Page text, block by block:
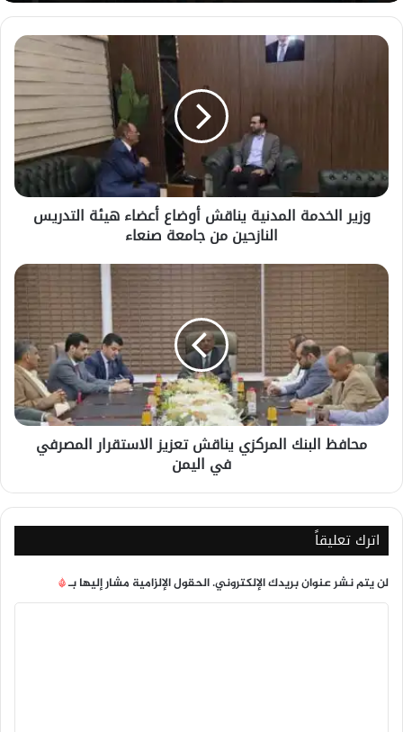
وزير
التدريس
النازحين
وزير الخدمة المدنية يناقش أوضاع أعضاء هيئة التدريس
النازحين من جامعة صنعاء
محافظ
المركزي
يناقش
تعزيز
الاستقرار
المصرفي
في
اليمن
محافظ البنك المركزي يناقش تعزيز الاستقرار المصرفي
في اليمن
اترك تعليقاً
لن يتم نشر عنوان بريدك الإلكتروني.الحقول الإلزامية مشار إليها بـ*